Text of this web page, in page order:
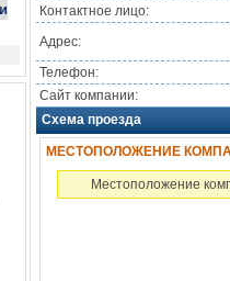
Adobe (украинские версии)
Контактное лицо:
Адрес:
Телефон:
Сайт компании:
Схема проезда
МЕСТОПОЛОЖЕНИЕ
Местоположение